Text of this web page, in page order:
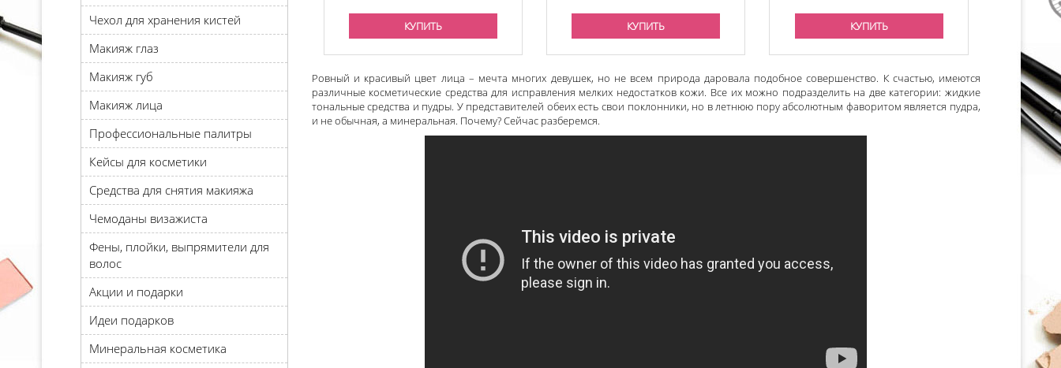
Чехол для хранения кистей
Макияж глаз
Макияж губ
Макияж лица
Профессиональные палитры
Кейсы для косметики
Средства для снятия макияжа
Чемоданы визажиста
Фены, плойки, выпрямители для
волос
Акции и подарки
Идеи подарков
Минеральная косметика
КУПИТЬ КУПИТЬ КУПИТЬ
Ровный и красивый цвет лица – мечта многих девушек, но не всем природа даровала подобное совершенство. К счастью, имеются
различные косметические средства для исправления мелких недостатков кожи. Все их можно подразделить на две категории: жидкие
тональные средства и пудры. У представителей обеих есть свои поклонники, но в летнюю пору абсолютным фаворитом является пудра,
и не обычная, а минеральная. Почему? Сейчас разберемся.